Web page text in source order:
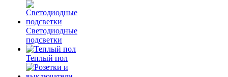
Светодиодные
подсветки
Теплый пол